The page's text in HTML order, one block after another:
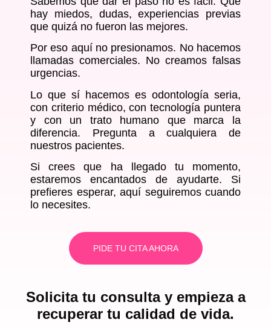
hay miedos, dudas, experiencias previas
que quizá no fueron las mejores.
Por eso aquí no presionamos. No hacemos
llamadas comerciales. No creamos falsas
urgencias.
Lo que sí hacemos es odontología seria,
con criterio médico, con tecnología puntera
y con un trato humano que marca la
diferencia. Pregunta a cualquiera de
nuestros pacientes.
Si crees que ha llegado tu momento,
estaremos encantados de ayudarte. Si
prefieres esperar, aquí seguiremos cuando
lo necesites.
PIDE TU CITA AHORA
Solicita tu consulta y empieza a
recuperar tu calidad de vida.